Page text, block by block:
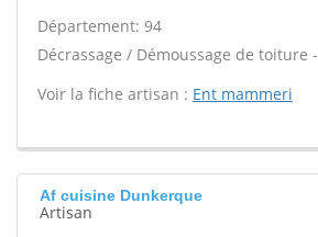
Département: 94
Décrassage / Démoussage de toiture -
Voir la fiche artisan : Ent mammeri
Af cuisine Dunkerque
Artisan